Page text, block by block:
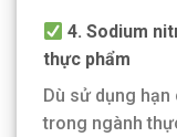
4. Sodium
thực phẩm
Dù sử dụng
trong ngành